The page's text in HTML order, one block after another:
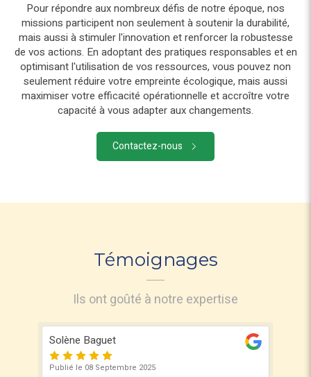
Pour répondre aux nombreux défis de notre époque, nos
missions participent non seulement à soutenir la durabilité,
mais aussi à stimuler l'innovation et renforcer la robustesse
de vos actions. En adoptant des pratiques responsables et en
optimisant l'utilisation de vos ressources, vous pouvez non
seulement réduire votre empreinte écologique, mais aussi
maximiser votre efficacité opérationnelle et accroître votre
capacité à vous adapter aux changements.
Contactez-nous
Témoignages
Ils ont goûté à notre expertise
2025
Angélique Burel